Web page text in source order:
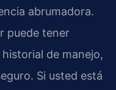
abrumadora.
puede tener
de manejo,
Si usted está